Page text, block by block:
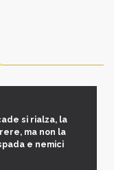
si rialza, la
ma non la
e nemici